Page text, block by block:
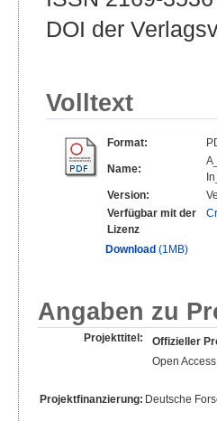
DOI der
Volltext
Format:
Name:
Version:
Verfügbar mit der
Lizenz
Download (1MB)
Angaben zu
Projekttitel:
Offizieller
Open
Projektfinanzierung: Deutsche